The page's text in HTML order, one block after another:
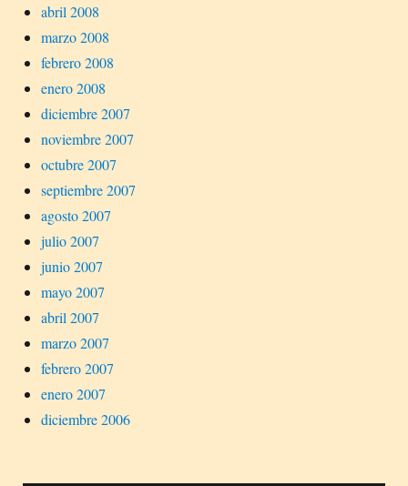
abril 2008
marzo 2008
febrero 2008
enero 2008
diciembre 2007
noviembre 2007
octubre 2007
septiembre 2007
agosto 2007
julio 2007
junio 2007
mayo 2007
abril 2007
marzo 2007
febrero 2007
enero 2007
diciembre 2006